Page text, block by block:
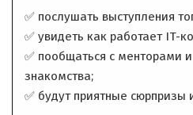
✅ послушать выступления
✅ увидеть как работает IT-
✅ пообщаться с менторами
знакомства;
✅ будут приятные сюрпризы